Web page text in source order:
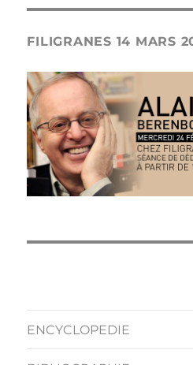
FILIGRANES 14 MARS
ENCYCLOPEDIE